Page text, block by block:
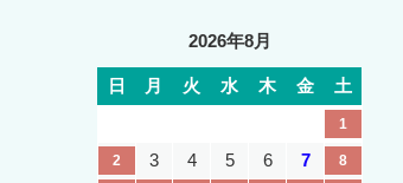
2026年8月
日 月 火 水 木 金 土
1
2 3 4 5 6 7
8